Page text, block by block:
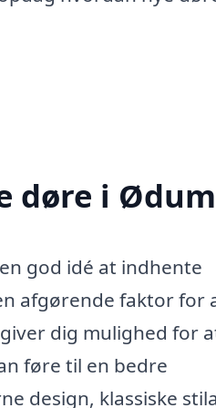
døre i Ødum
god idé at indhente
afgørende faktor for
dig mulighed for
føre til en bedre
design, klassiske